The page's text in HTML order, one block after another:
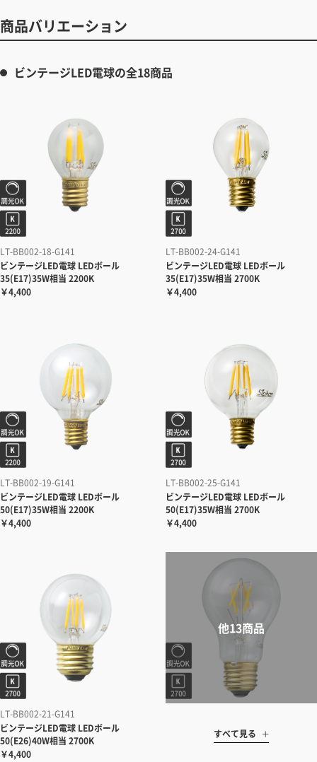
商品バリエーション
ビンテージLED電球の全18商品
LT-BB002-18-G141
ビンテージLED電球 LEDボール
35(E17)35W相当 2200K
￥4,400
LT-BB002-24-G141
ビンテージLED電球 LEDボール
35(E17)35W相当 2700K
￥4,400
LT-BB002-19-G141
ビンテージLED電球 LEDボール
50(E17)35W相当 2200K
￥4,400
LT-BB002-25-G141
ビンテージLED電球 LEDボール
50(E17)35W相当 2700K
￥4,400
LT-BB002-21-G141
ビンテージLED電球 LEDボール
50(E26)40W相当 2700K
￥4,400
すべて見る